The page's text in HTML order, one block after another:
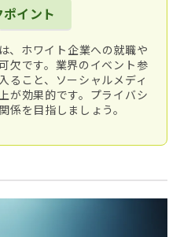
イント
、ホワイト企業への就職や
欠です。業界のイベント参
ること、ソーシャルメディ
が効果的です。プライバシ
係を目指しましょう。